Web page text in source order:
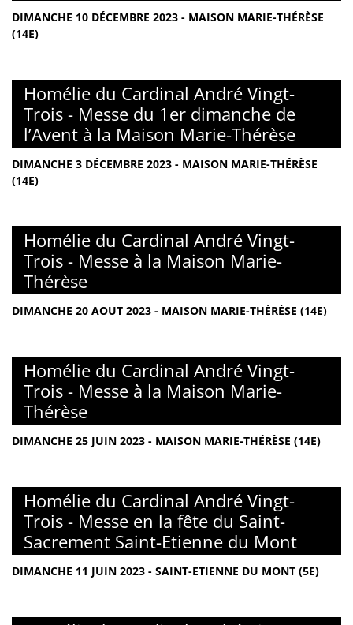
DIMANCHE 10 DÉCEMBRE 2023 - MAISON MARIE-THÉRÈSE
(14E)
Homélie du Cardinal André Vingt-
Trois - Messe du 1er dimanche de
l’Avent à la Maison Marie-Thérèse
DIMANCHE 3 DÉCEMBRE 2023 - MAISON MARIE-THÉRÈSE
(14E)
Homélie du Cardinal André Vingt-
Trois - Messe à la Maison Marie-
Thérèse
DIMANCHE 20 AOUT 2023 - MAISON MARIE-THÉRÈSE (14E)
Homélie du Cardinal André Vingt-
Trois - Messe à la Maison Marie-
Thérèse
DIMANCHE 25 JUIN 2023 - MAISON MARIE-THÉRÈSE (14E)
Homélie du Cardinal André Vingt-
Trois - Messe en la fête du Saint-
Sacrement Saint-Etienne du Mont
DIMANCHE 11 JUIN 2023 - SAINT-ETIENNE DU MONT (5E)